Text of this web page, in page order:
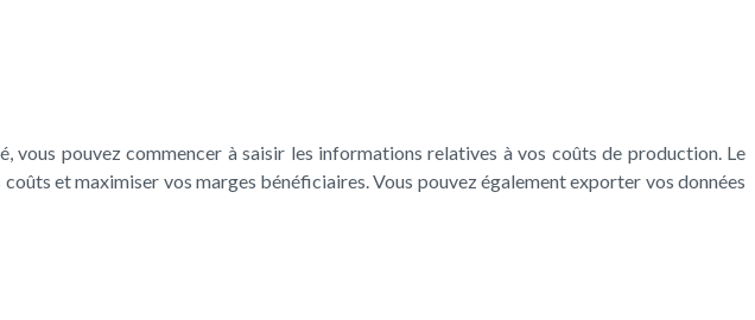
pouvez commencer à saisir les informations relatives à vos coûts de production. Le
et maximiser vos marges bénéficiaires. Vous pouvez également exporter vos données